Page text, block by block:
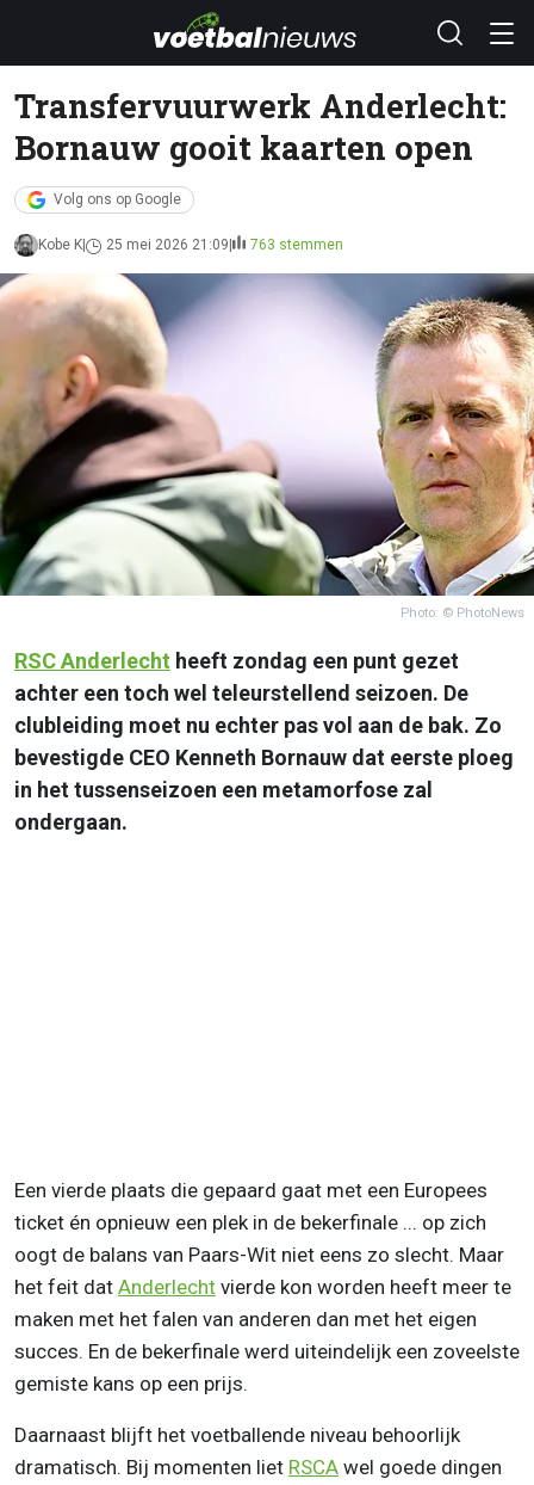
Transfervuurwerk Anderlecht:
Bornauw gooit kaarten open
Volg ons op Google
Kobe K 25 mei 2026 21:09 763 stemmen
Photo: © PhotoNews
RSCAnderlecht heeft zondag een punt gezet
achter een toch wel teleurstellend seizoen. De
clubleiding moet nu echter pas vol aan de bak. Zo
bevestigde CEO Kenneth Bornauw dat eerste ploeg
in het tussenseizoen een metamorfose zal
ondergaan.
Een vierde plaats die gepaard gaat met een Europees
ticket én opnieuw een plek in de bekerfinale ... op zich
oogt de balans van Paars-Wit niet eens zo slecht. Maar
het feit dat Anderlecht vierde kon worden heeft meer te
maken met het falen van anderen dan met het eigen
succes. En de bekerfinale werd uiteindelijk een zoveelste
gemiste kans op een prijs.
Daarnaast blijft het voetballende niveau behoorlijk
dramatisch. Bij momenten liet RSCA wel goede dingen